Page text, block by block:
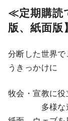
≪定期購読
版、紙面
分断した世界
うきっかけに
牧会・宣教に役
多様な連